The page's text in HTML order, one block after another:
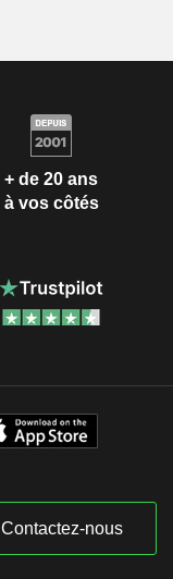
+ de 20 ans
à vos côtés
Contactez-nous